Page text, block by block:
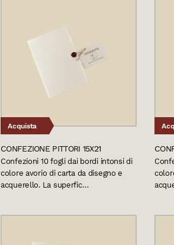
Acquista
CONFEZIONE PITTORI 15X21
Confezioni 10 fogli dai bordi intonsi di
colore avorio di carta da disegno e
acquerello. La superfic…